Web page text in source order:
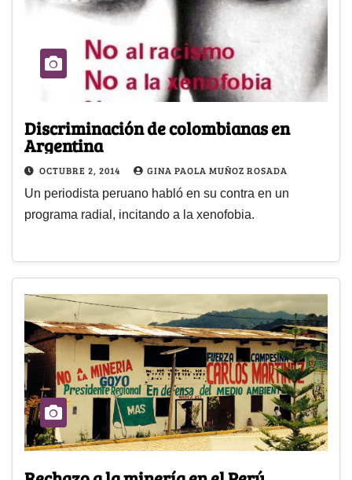
Discriminación de colombianas en
Argentina
OCTUBRE 2, 2014 GINA PAOLA MUÑOZ ROSADA
Un periodista peruano habló en su contra en un
programa radial, incitando a la xenofobia.